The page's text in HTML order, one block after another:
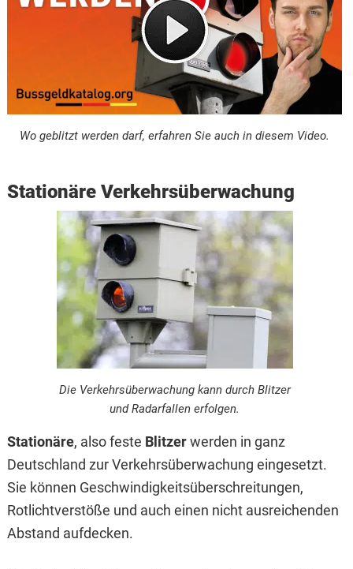
Wo geblitzt werden darf, erfahren Sie auch in diesem Video.
Stationäre Verkehrsüberwachung
Die Verkehrsüberwachung kann durch Blitzer
und Radarfallen erfolgen.
Stationäre, also feste Blitzerwerden in ganz
Deutschland zur Verkehrsüberwachung eingesetzt.
Sie können Geschwindigkeitsüberschreitungen,
Rotlichtverstöße und auch einen nicht ausreichenden
Abstand aufdecken.